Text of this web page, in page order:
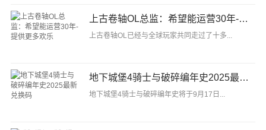
上古卷轴OL总监：希望能运营30年-提供更多欢乐
上古卷轴OL已经与全球玩家共同走过了十多...
地下城堡4骑士与破碎编年史2025最新兑换码
地下城堡4骑士与破碎编年史将于9月17日...